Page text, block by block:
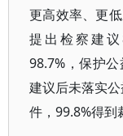
更高效率、更
提出检察建
98.7%，保护
建议后未落实
件，99.8%得到